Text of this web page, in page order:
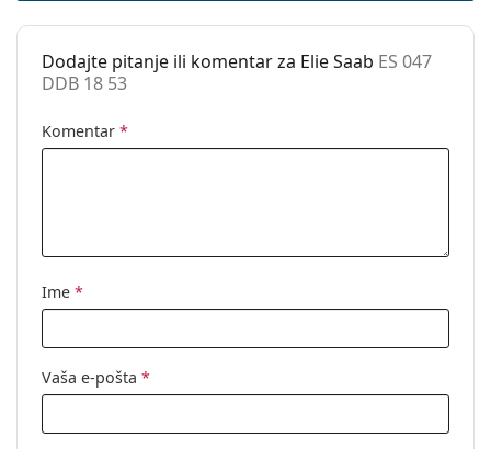
Kutijica:
Da
čišćenje:
Da
Ostalo
Spol:
Ženske
Dodajte pitanje ili komentar za Elie Saab ES 047
DDB 18 53
Komentar *
Ime *
Vaša e-pošta *